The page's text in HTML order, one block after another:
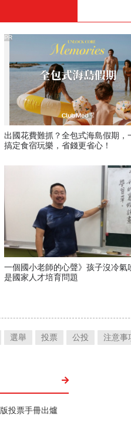
出國花費難抓？全包式海島假期，
搞定食宿玩樂，省錢更省心！
PR
一個國小老師的心聲》孩子沒冷
是國家人才培育問題
選舉 投票 公投 注意事
投票手冊出爐